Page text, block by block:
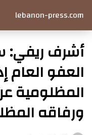
lebanon-press.com
أشرف ريفي:
العفو العام
المظلومية
ورفاقه